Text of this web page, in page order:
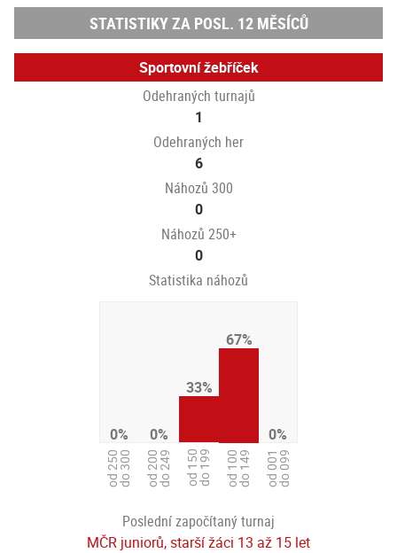
STATISTIKY ZA POSL. 12 MĚSÍCŮ
Sportovní žebříček
Odehraných turnajů
1
Odehraných her
6
Náhozů 300
0
Náhozů 250+
0
Statistika náhozů
0%
od 250do 300
0%
od 200do 249
33%
od 150do 199
67%
od 100do 149
0%
od 001do 099
Poslední započítaný turnaj
MČR juniorů, starší žáci 13 až 15 let